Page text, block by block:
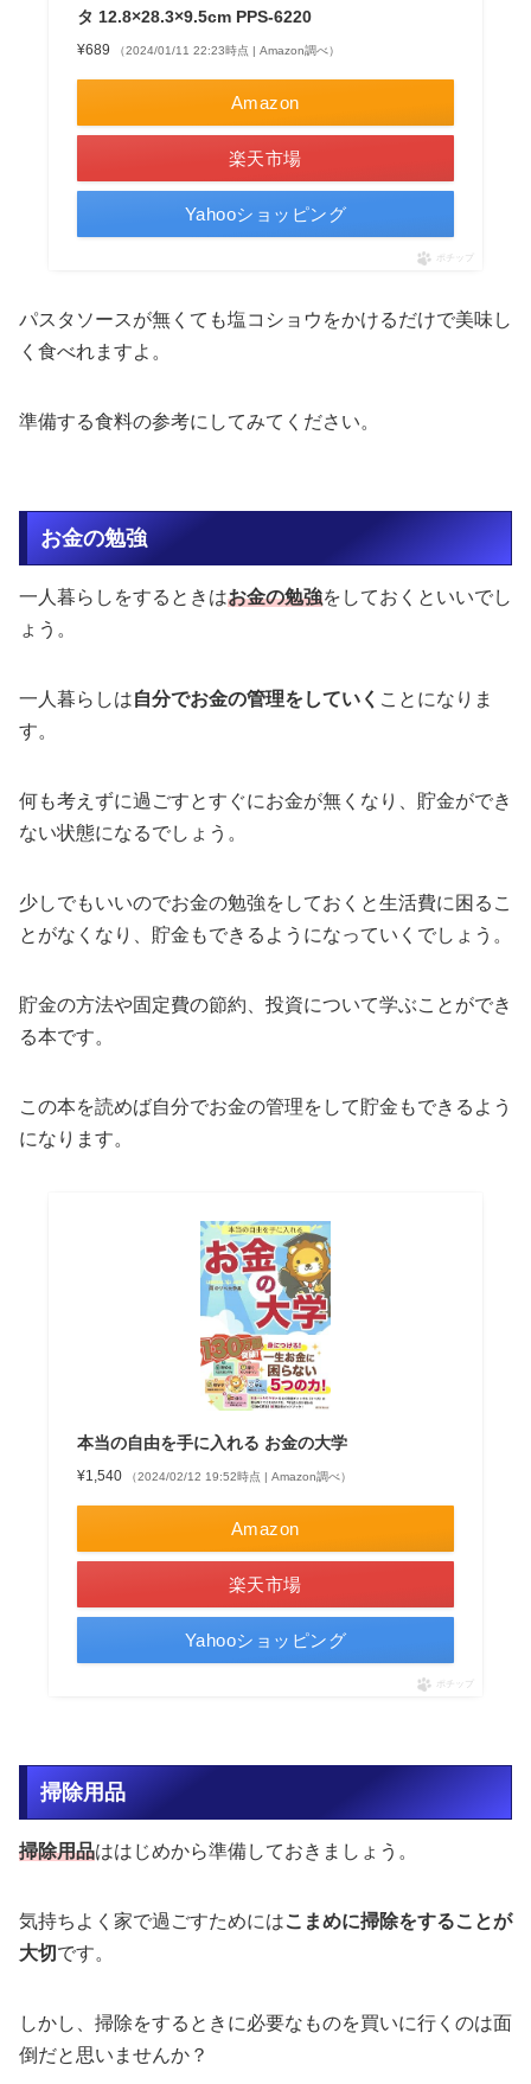
タ 12.8×28.3×9.5cm PPS-6220
¥689 （2024/01/11 22:23時点 | Amazon調べ）
Amazon
楽天市場
Yahooショッピング
ポチップ
パスタソースが無くても塩コショウをかけるだけで美味し
く食べれますよ。
準備する食料の参考にしてみてください。
お金の勉強
一人暮らしをするときはお金の勉強をしておくといいでし
ょう。
一人暮らしは自分でお金の管理をしていく ことになりま
す。
何も考えずに過ごすとすぐにお金が無くなり、貯金ができ
ない状態になるでしょう。
少しでもいいのでお金の勉強をしておくと生活費に困るこ
とがなくなり、貯金もできるようになっていくでしょう。
貯金の方法や固定費の節約、投資について学ぶことができ
る本です。
この本を読めば自分でお金の管理をして貯金もできるよう
になります。
本当の自由を手に入れる お金の大学
¥1,540 （2024/02/12 19:52時点 | Amazon調べ）
Amazon
楽天市場
Yahooショッピング
ポチップ
掃除用品
掃除用品ははじめから準備しておきましょう。
気持ちよく家で過ごすためにはこまめに掃除をすることが
大切 です。
しかし、掃除をするときに必要なものを買いに行くのは面
倒だと思いませんか？